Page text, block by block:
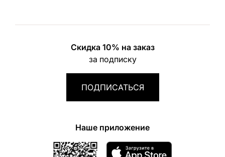
Скидка 10% на заказ
за подписку
ПОДПИСАТЬСЯ
Наше приложение